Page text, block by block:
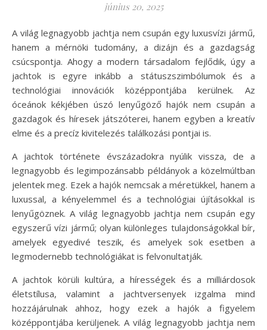
június 20, 2025
A világ legnagyobb jachtja nem csupán egy luxusvízi jármű,
hanem a mérnöki tudomány, a dizájn és a gazdagság
csúcspontja. Ahogy a modern társadalom fejlődik, úgy a
jachtok is egyre inkább a státuszszimbólumok és a
technológiai innovációk középpontjába kerülnek. Az
óceánok kékjében úszó lenyűgöző hajók nem csupán a
gazdagok és híresek játszóterei, hanem egyben a kreatív
elme és a precíz kivitelezés találkozási pontjai is.
A jachtok története évszázadokra nyúlik vissza, de a
legnagyobb és legimpozánsabb példányok a közelmúltban
jelentek meg. Ezek a hajók nemcsak a méretükkel, hanem a
luxussal, a kényelemmel és a technológiai újításokkal is
lenyűgöznek. A világ legnagyobb jachtja nem csupán egy
egyszerű vízi jármű; olyan különleges tulajdonságokkal bír,
amelyek egyedivé teszik, és amelyek sok esetben a
legmodernebb technológiákat is felvonultatják.
A jachtok körüli kultúra, a hírességek és a milliárdosok
életstílusa, valamint a jachtversenyek izgalma mind
hozzájárulnak ahhoz, hogy ezek a hajók a figyelem
középpontjába kerüljenek. A világ legnagyobb jachtja nem